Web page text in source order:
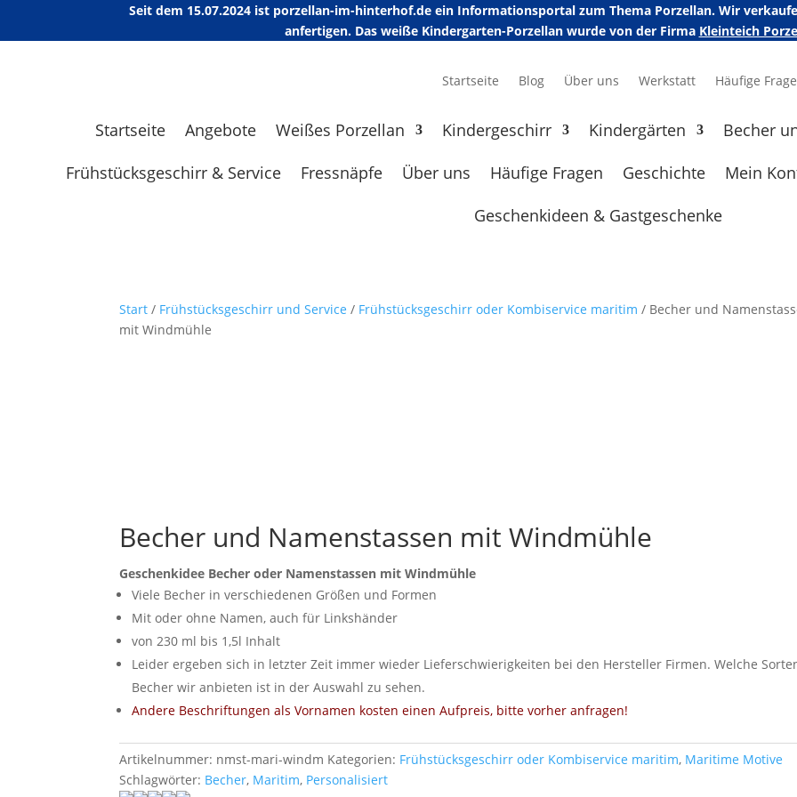
Seit dem 15.07.2024 ist porzellan-im-hinterhof.de ein Informationsportal zum Thema Porzellan. Wir
anfertigen. Das weiße Kindergarten-Porzellan wurde von der Firma Kleinteich
Startseite Blog Über uns Werkstatt Häufige
Startseite Angebote Weißes Porzellan Kindergeschirr Kindergärten
Becher
Frühstücksgeschirr & Service
Fressnäpfe Über uns Häufige Fragen Geschichte
Mein
Geschenkideen & Gastgeschenke
Start / Frühstücksgeschirr und Service / Frühstücksgeschirr oder Kombiservice maritim / Becher und
mit Windmühle
Becher und Namenstassen mit Windmühle
Geschenkidee Becher oder Namenstassen mit Windmühle
Viele Becher in verschiedenen Größen und Formen
Mit oder ohne Namen, auch für Linkshänder
von 230 ml bis 1,5l Inhalt
Leider ergeben sich in letzter Zeit immer wieder Lieferschwierigkeiten bei den Hersteller Firmen. Welche
Becher wir anbieten ist in der Auswahl zu sehen.
Andere Beschriftungen als Vornamen kosten einen Aufpreis, bitte vorher anfragen!
Artikelnummer: nmst-mari-windm Kategorien: Frühstücksgeschirr oder Kombiservice maritim, Maritime Motive
Schlagwörter: Becher, Maritim, Personalisiert